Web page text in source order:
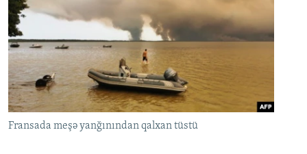
Fransada meşə yanğınından qalxan tüstü